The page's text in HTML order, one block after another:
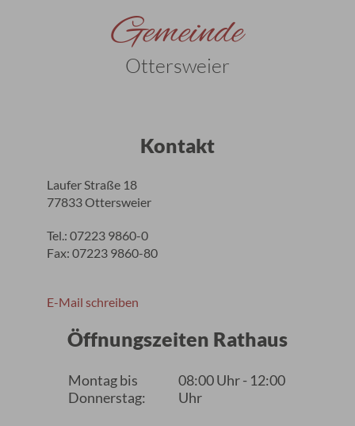
Gemeinde
Ottersweier
Kontakt
Laufer Straße 18
77833 Ottersweier
Tel.: 07223 9860-0
Fax: 07223 9860-80
E-Mail schreiben
Öffnungszeiten Rathaus
Montag bis
Donnerstag:
08:00 Uhr - 12:00
Uhr